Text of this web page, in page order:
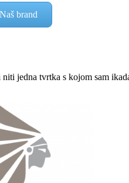
Naš brand
jedna tvrtka s kojom sam